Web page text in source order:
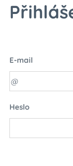
E-mail
Heslo